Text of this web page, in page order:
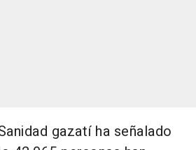
gazatí ha señalado